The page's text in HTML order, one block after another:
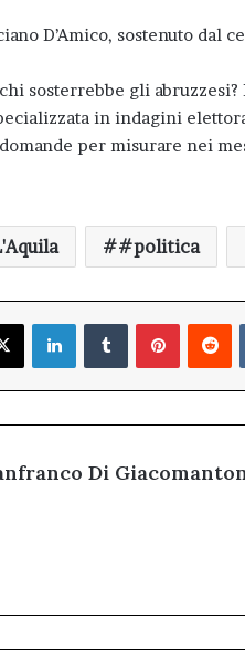
D’Amico, sostenuto
sosterrebbe gli
in indagini
per misurare nei
#politica
X LinkedInTumblrPinterest
Di